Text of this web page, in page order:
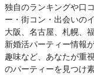
独自のランキングや口
ー・街コン・出会いの
大阪、名古屋、札幌、
新婚活パーティー情報
趣味など、あなたが重
のパーティーを見つけ